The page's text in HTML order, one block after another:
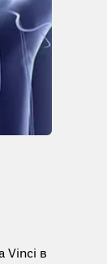
Vinci в